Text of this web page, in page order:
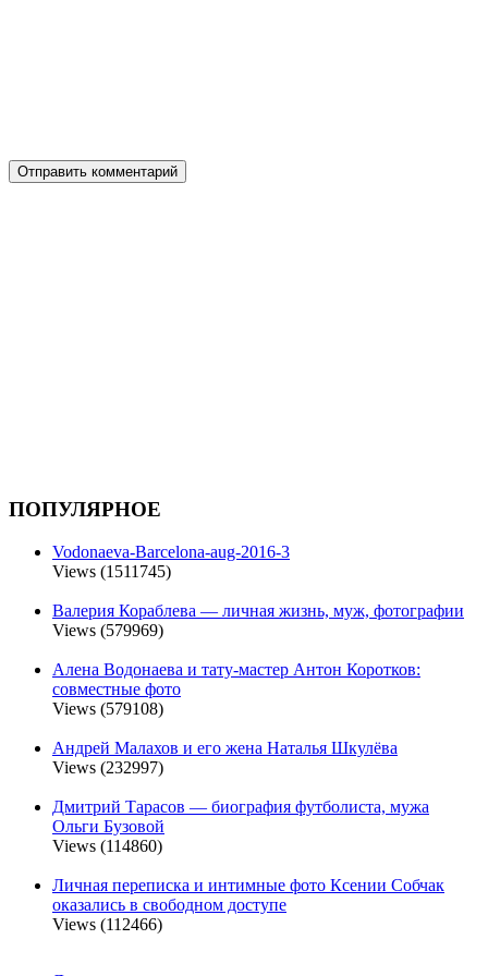
ПОПУЛЯРНОЕ
Vodonaeva-Barcelona-aug-2016-3
Views (1511745)
Валерия Кораблева — личная жизнь, муж, фотографии
Views (579969)
Алена Водонаева и тату-мастер Антон Коротков:
совместные фото
Views (579108)
Андрей Малахов и его жена Наталья Шкулёва
Views (232997)
Дмитрий Тарасов — биография футболиста, мужа
Ольги Бузовой
Views (114860)
Личная переписка и интимные фото Ксении Собчак
оказались в свободном доступе
Views (112466)